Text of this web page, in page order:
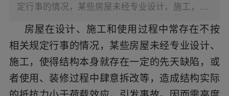
定行事的情况，某些房屋未经专业设计、施工，使
修过程中肆意拆改等，造成结构实际的抵抗力小于
荷载效应，引发事故。因而需高度重视自建房的安
全鉴定问题。 钢框架柱脚采用刚接连接，框架柱与
主梁连接设计采用刚接连接（现状由于翼缘对接焊
缝连接很差，计算中仅能按铰接考虑）， 梁-梁连
接采用铰接连接。
房屋在设计、施工和使用过程中常存在不按
相关规定行事的情况，某些房屋未经专业设计、
施工，使得结构本身就存在一定的先天缺陷，或
者使用、装修过程中肆意拆改等，造成结构实际